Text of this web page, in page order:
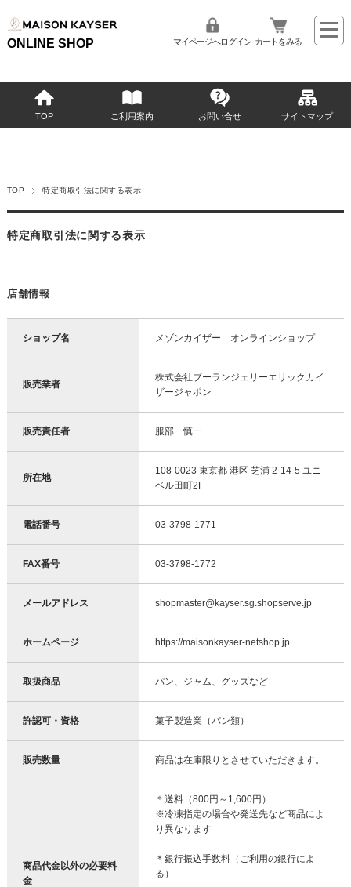
ONLINE SHOP マイページへログイン カートをみる
TOP ご利用案内 お問い合せ サイトマップ
TOP 特定商取引法に関する表示
特定商取引法に関する表示
店舗情報
ショップ名 メゾンカイザー オンラインショップ
販売業者
株式会社ブーランジェリーエリックカイ
ザージャポン
販売責任者 服部 慎一
所在地
108-0023 東京都 港区 芝浦 2-14-5 ユニ
ベル田町2F
電話番号 03-3798-1771
FAX番号 03-3798-1772
メールアドレス shopmaster@kayser.sg.shopserve.jp
ホームページ https://maisonkayser-netshop.jp
取扱商品 パン、ジャム、グッズなど
許認可・資格 菓子製造業（パン類）
販売数量 商品は在庫限りとさせていただきます。
商品代金以外の必要料
金
＊送料（800円～1,600円）
※冷凍指定の場合や発送先など商品によ
り異なります
＊銀行振込手数料（ご利用の銀行によ
る）